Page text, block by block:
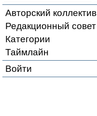
Авторский коллектив
Редакционный совет
Категории
Таймлайн
Войти